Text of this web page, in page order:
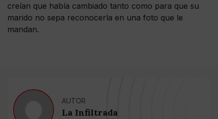
creían que había cambiado tanto como para que su
marido no sepa reconocerla en una foto que le
mandan.
AUTOR
La Infiltrada